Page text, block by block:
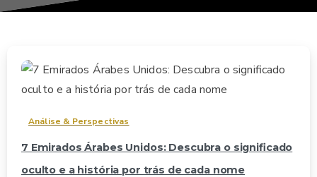
0
Análise & Perspectivas
7 Emirados Árabes Unidos: Descubra o significado
oculto e a história por trás de cada nome